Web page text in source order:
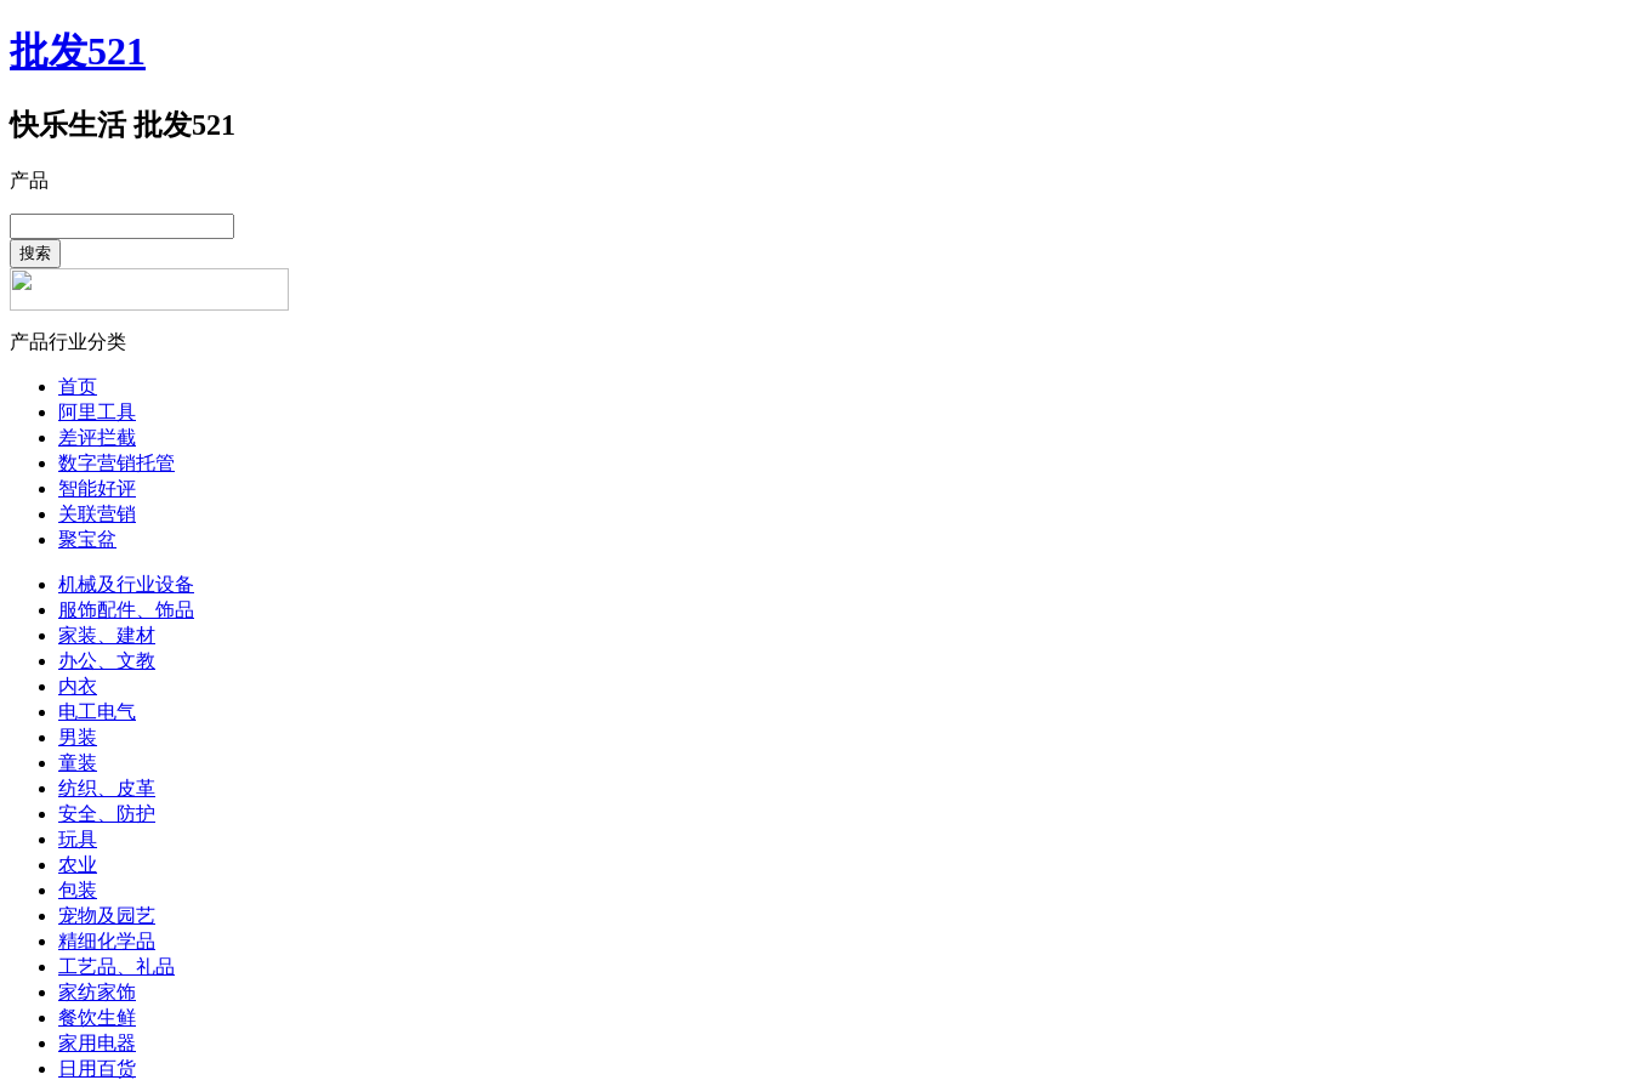
批发521
快乐生活 批发521
产品
搜索
产品行业分类
首页
阿里工具
差评拦截
数字营销托管
智能好评
关联营销
聚宝盆
机械及行业设备
服饰配件、饰品
家装、建材
办公、文教
内衣
电工电气
男装
童装
纺织、皮革
安全、防护
玩具
农业
包装
宠物及园艺
精细化学品
工艺品、礼品
家纺家饰
餐饮生鲜
家用电器
日用百货